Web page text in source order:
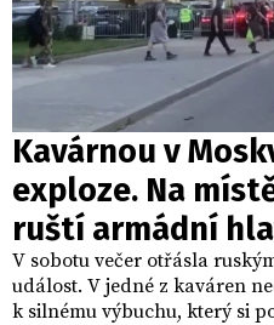
Kavárnou v
exploze. Na
ruští armádní
V sobotu večer otřásla
událost. V jedné z kaváren
k silnému výbuchu, který si